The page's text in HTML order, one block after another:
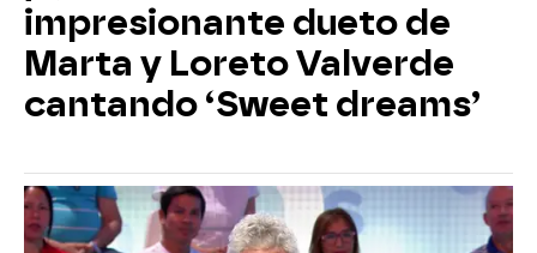
impresionante dueto de
Marta y Loreto Valverde
cantando ‘Sweet dreams’